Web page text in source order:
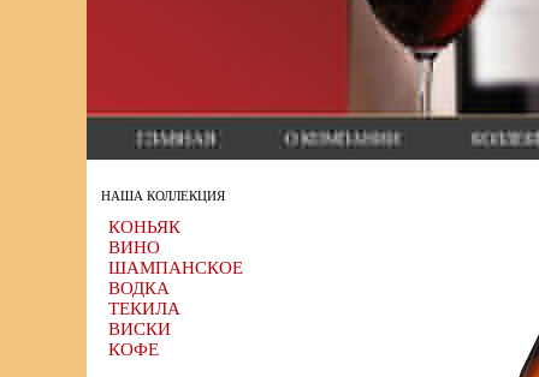
НАША КОЛЛЕКЦИЯ
КОНЬЯК
ВИНО
ШАМПАНСКОЕ
ВОДКА
ТЕКИЛА
ВИСКИ
КОФЕ